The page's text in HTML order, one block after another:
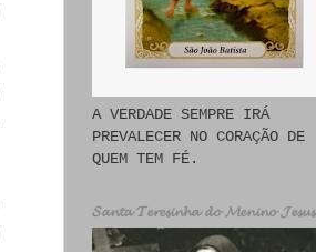
A VERDADE SEMPRE IRÁ
PREVALECER NO CORAÇÃO DE
QUEM TEM FÉ.
𝓢𝓪𝓷𝓽𝓪 𝓣𝓮𝓻𝓮𝓼𝓲𝓷𝓱𝓪 𝓭𝓸 𝓜𝓮𝓷𝓲𝓷𝓸 𝓙𝓮𝓼𝓾𝓼